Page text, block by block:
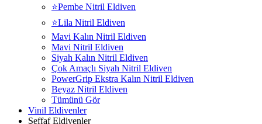
⭐Pembe Nitril Eldiven
⭐Lila Nitril Eldiven
Mavi Kalın Nitril Eldiven
Mavi Nitril Eldiven
Siyah Kalın Nitril Eldiven
Çok Amaçlı Siyah Nitril Eldiven
PowerGrip Ekstra Kalın Nitril Eldiven
Beyaz Nitril Eldiven
Tümünü Gör
Vinil Eldivenler
Şeffaf Eldivenler